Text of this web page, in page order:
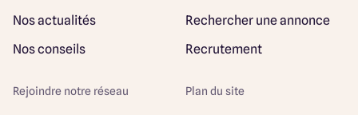
Nos actualités
Rechercher une annonce
Nos conseils
Recrutement
Rejoindre notre réseau Plan du site